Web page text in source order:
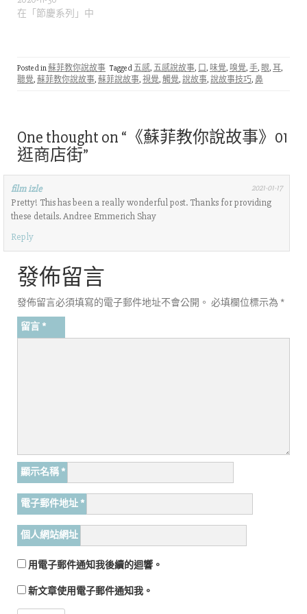
在「節慶系列」中
Posted in蘇菲教你說故事 Tagged五感, 五感說故事, 口, 味覺, 嗅覺, 手, 眼, 耳,
聽覺, 蘇菲教你說故事, 蘇菲說故事, 視覺, 觸覺, 說故事, 說故事技巧, 鼻
One thought on “ 《蘇菲教你說故事》01
逛商店街”
film izle 2021-01-17
Pretty! This has been a really wonderful post. Thanks for providing
these details. Andree Emmerich Shay
Reply
發佈留言
發佈留言必須填寫的電子郵件地址不會公開。 必填欄位標示為 *
留言 *
顯示名稱 *
電子郵件地址 *
個人網站網址
用電子郵件通知我後續的迴響。
新文章使用電子郵件通知我。